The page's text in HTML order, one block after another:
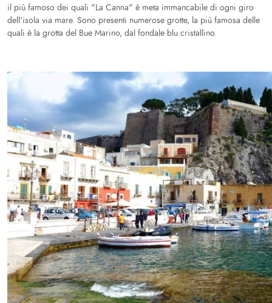
il più famoso dei quali "La Canna" è meta immancabile di ogni giro
dell'isola via mare. Sono presenti numerose grotte, la più famosa delle
quali è la grotta del Bue Marino, dal fondale blu cristallino.